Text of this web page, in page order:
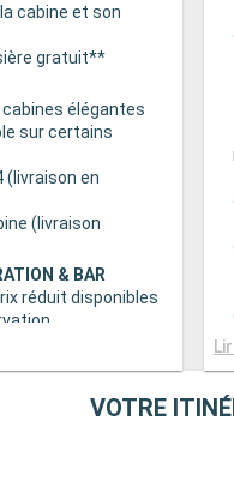
cabine et son
gratuit**
élégantes
sur certains
(livraison en
(livraison
& BAR
réduit disponibles
de spécialités
VOTRE